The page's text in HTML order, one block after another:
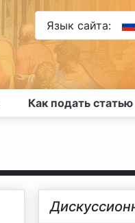
Язык сайта:
Как подать статью